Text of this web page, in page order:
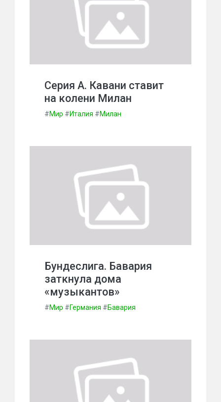
Серия А. Кавани ставит
на колени Милан
#Мир #Италия #Милан
Бундеслига. Бавария
заткнула дома
«музыкантов»
#Мир #Германия #Бавария